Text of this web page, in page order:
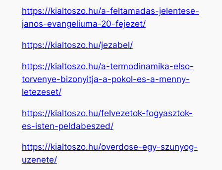
https://kialtoszo.hu/a-feltamadas-jelentese-
janos-evangeliuma-20-fejezet/
https://kialtoszo.hu/jezabel/
https://kialtoszo.hu/a-termodinamika-elso-
torvenye-bizonyitja-a-pokol-es-a-menny-
letezeset/
https://kialtoszo.hu/felvezetok-fogyasztok-
es-isten-peldabeszed/
https://kialtoszo.hu/overdose-egy-szunyog-
uzenete/